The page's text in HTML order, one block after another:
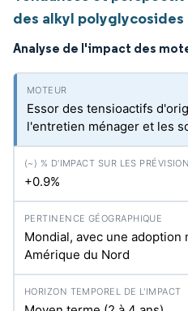
des alkyl polyglycosides
Analyse de l'impact des
Essor des tensioactifs
l'entretien ménager et les
+0.9%
Mondial, avec une adoption
Amérique du Nord